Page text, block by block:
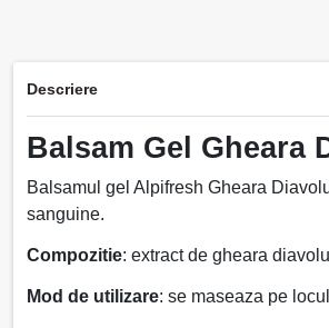
Descriere
Balsam Gel Gheara
Balsamul gel Alpifresh Gheara
sanguine.
Compozitie: extract de gheara
Mod de utilizare: se maseaza pe